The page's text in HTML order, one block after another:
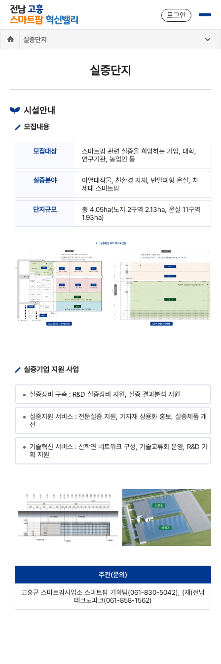
주메뉴 바로가기
본문 바로가기
로그인
실증단지
실증단지
시설안내
모집내용
모집대상
스마트팜 관련 실증을 희망하는 기업, 대학,
연구기관, 농업인 등
실증분야
아열대작물, 친환경 자재, 반밀폐형 온실, 차
세대 스마트팜
단지규모
총 4.05ha(노지 2구역 2.13ha, 온실 11구역
1.93ha)
실증기업 지원 사업
실증장비 구축 : R&D 실증장비 지원, 실증 결과분석 지원
실증지원 서비스 : 전문실증 지원, 기자재 상용화 홍보, 실증제품 개
선
기술혁신 서비스 : 산학연 네트워크 구성, 기술교류회 운영, R&D 기
획 지원
주관(문의)
고흥군 스마트팜사업소 스마트팜 기획팀(061-830-5042), (재)전남
테크노파크(061-858-1562)